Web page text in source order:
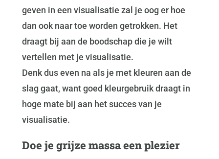
geven in een visualisatie zal je oog er hoe
dan ook naar toe worden getrokken. Het
draagt bij aan de boodschap die je wilt
vertellen met je visualisatie.
Denk dus even na als je met kleuren aan de
slag gaat, want goed kleurgebruik draagt in
hoge mate bij aan het succes van je
visualisatie.
Doe je grijze massa een plezier